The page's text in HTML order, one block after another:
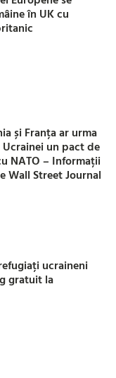
în UK cu
și Franța ar urma
un pact de
NATO – Informații
Wall Street Journal
ucraineni
gratuit la